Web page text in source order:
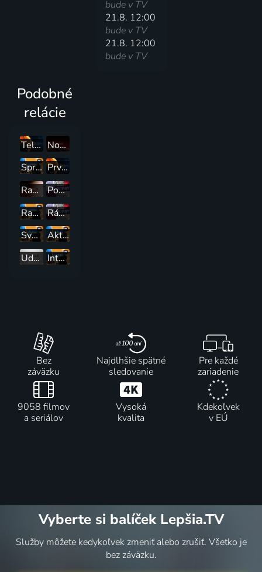
bude v TV
21.8. 12:00
bude v TV
21.8. 12:00
bude v TV
Podobné
relácie
Televízne noviny
Noviny TV JOJ
Správy
Prvé televízne noviny
Ranné noviny
Popoludnie naživo s Joj 24
Ranné správy
Ráno naživo s Joj 24
Svet :24
Aktuálne :24
Události
Interview :24
Bez
záväzku
Najdlhšie spätné
sledovanie
Pre každé
zariadenie
9058 filmov
a seriálov
Vysoká
kvalita
Kdekoľvek
v EÚ
Vyberte si balíček Lepšia.TV
Služby môžete kedykoľvek zmeniť alebo zrušiť. Všetko je
bez záväzku.